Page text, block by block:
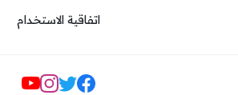
اتفاقية الاستخدام
مواقع